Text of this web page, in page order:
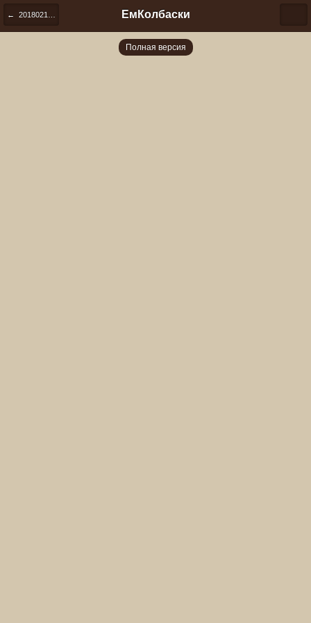
← 20180213 232422 ЕмКолбаски
Полная версия